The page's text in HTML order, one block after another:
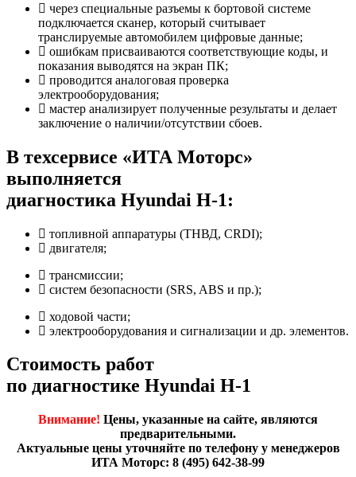
через специальные разъемы к бортовой системе
подключается сканер, который считывает
транслируемые автомобилем цифровые данные;
ошибкам присваиваются соответствующие коды, и
показания выводятся на экран ПК;
проводится аналоговая проверка
электрооборудования;
мастер анализирует полученные результаты и делает
заключение о наличии/отсутствии сбоев.
В техсервисе «ИТА Моторс»
выполняется
диагностика Hyundai H-1:
топливной аппаратуры (ТНВД, CRDI);
двигателя;
трансмиссии;
систем безопасности (SRS, ABS и пр.);
ходовой части;
электрооборудования и сигнализации и др. элементов.
Стоимость работ
по диагностике Hyundai H-1
Внимание! Цены, указанные на сайте, являются
предварительными.
Актуальные цены уточняйте по телефону у менеджеров
ИТА Моторс: 8 (495) 642-38-99